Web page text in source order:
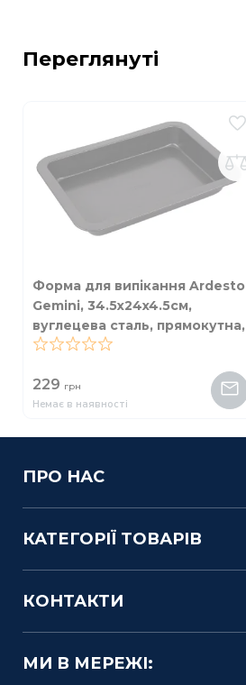
Переглянуті
Форма для випікання Ardesto
Gemini, 34.5x24x4.5см,
вуглецева сталь, прямокутна,
сірий
229 грн
Немає в наявності
ПРО НАС
КАТЕГОРІЇ ТОВАРІВ
КОНТАКТИ
МИ В МЕРЕЖІ: